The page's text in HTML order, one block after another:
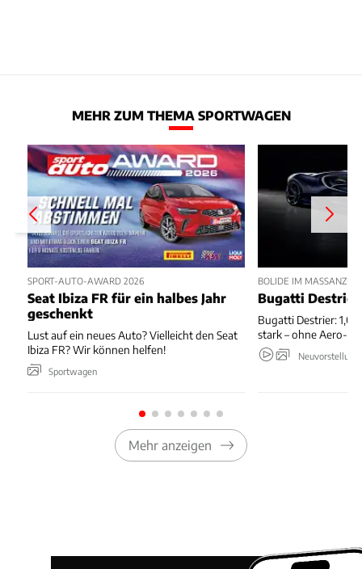
MEHR ZUM THEMA SPORTWAGEN
SPORT-AUTO-AWARD 2026
Seat Ibiza FR für ein halbes Jahr
geschenkt
Lust auf ein neues Auto? Vielleicht den Seat
Ibiza FR? Wir können helfen!
Sportwagen
BOLIDE IM MASSANZUG
Bugatti
Bugatti Destrier: 1,00
stark – ohne Aero-
Mehr anzeigen